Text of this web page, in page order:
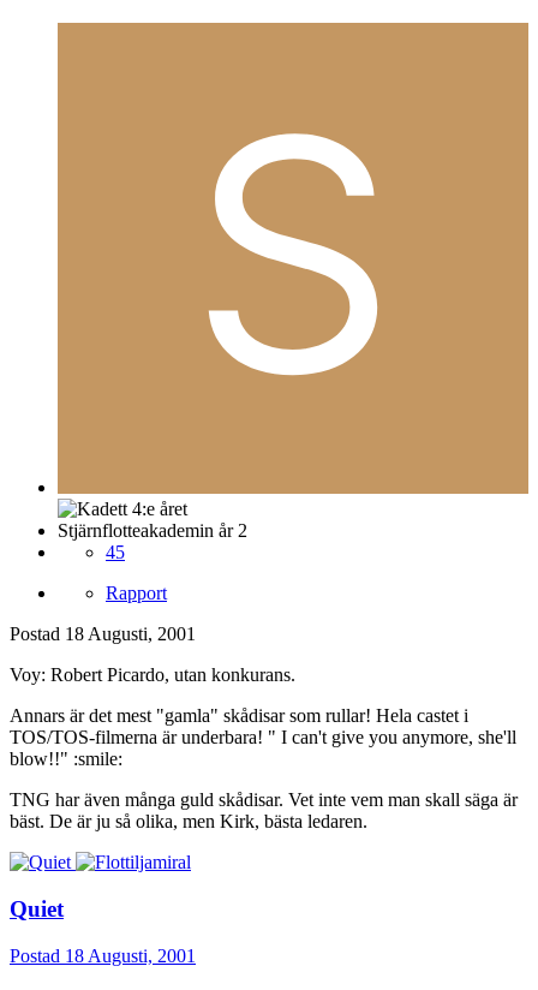
Stjärnflotteakademin år 2
45
Rapport
Postad 18 Augusti, 2001
Voy: Robert Picardo, utan konkurans.
Annars är det mest "gamla" skådisar som rullar! Hela castet i
TOS/TOS-filmerna är underbara! " I can't give you anymore, she'll
blow!!" :smile:
TNG har även många guld skådisar. Vet inte vem man skall säga är
bäst. De är ju så olika, men Kirk, bästa ledaren.
Quiet
Postad 18 Augusti, 2001